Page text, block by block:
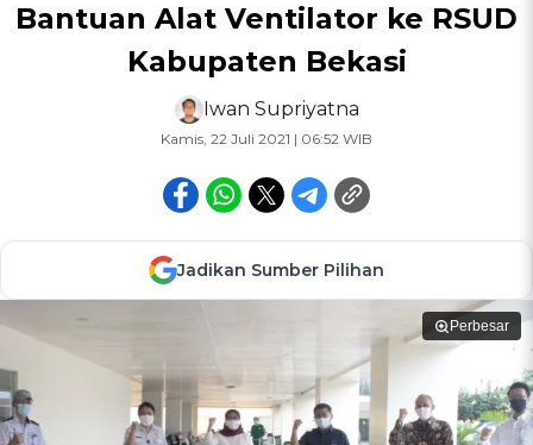
Bantuan Alat Ventilator ke RSUD
Kabupaten Bekasi
Iwan Supriyatna
Kamis, 22 Juli 2021 | 06:52 WIB
Jadikan Sumber Pilihan
Perbesar